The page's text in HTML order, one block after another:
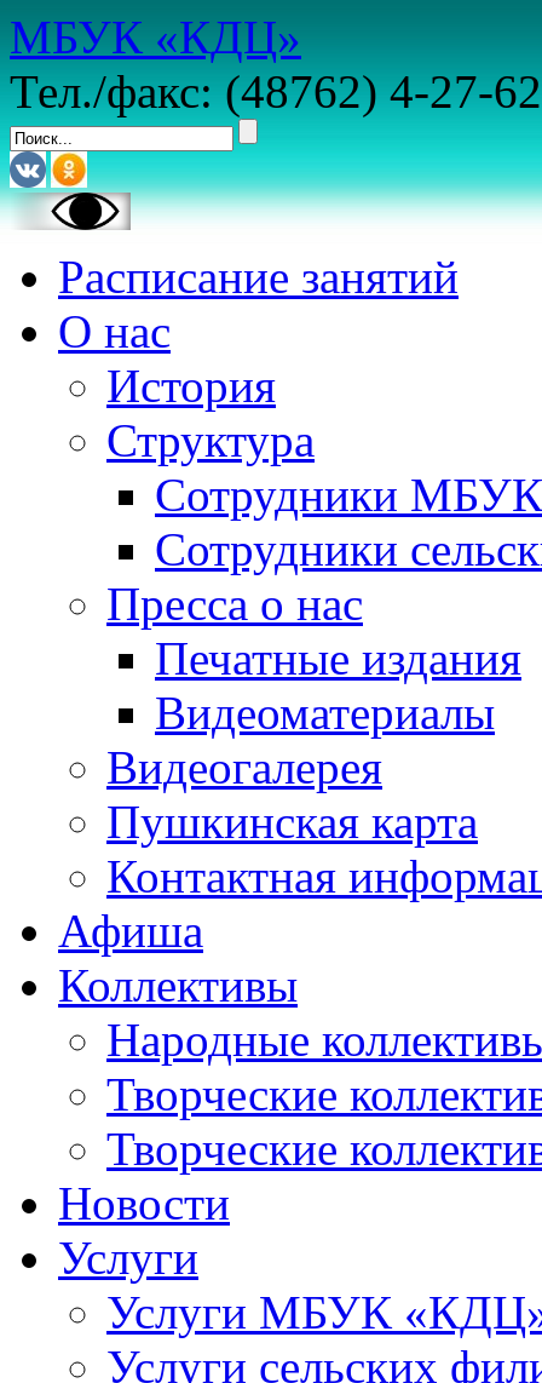
МБУК «КДЦ»
Тел./факс: (48762) 4-27-62
Расписание занятий
О нас
История
Структура
Сотрудники
Сотрудники
Пресса о нас
Печатные издания
Видеоматериалы
Видеогалерея
Пушкинская карта
Контактная
Афиша
Коллективы
Народные
Творческие
Творческие
Новости
Услуги
Услуги МБУК
Услуги сельских